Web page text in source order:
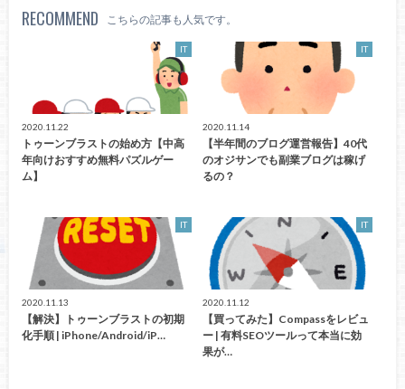
RECOMMEND こちらの記事も人気です。
IT
2020.11.22
トゥーンブラストの始め方【中高
年向けおすすめ無料パズルゲー
ム】
IT
2020.11.14
【半年間のブログ運営報告】40代
のオジサンでも副業ブログは稼げ
るの？
IT
2020.11.13
【解決】トゥーンブラストの初期
化手順 | iPhone/Android/iP…
IT
2020.11.12
【買ってみた】Compassをレビュ
ー | 有料SEOツールって本当に効
果が…